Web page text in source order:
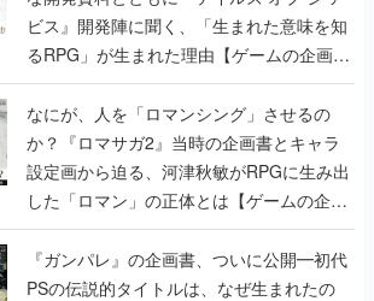
ビス』開発陣に聞く、「生まれた意味を知
るRPG」が生まれた理由【ゲームの企画
書】
なにが、人を「ロマンシング」させるの
か？『ロマサガ2』当時の企画書とキャラ
設定画から迫る、河津秋敏がRPGに生み出
した「ロマン」の正体とは【ゲームの企画
書】
『ガンパレ』の企画書、ついに公開━初代
PSの伝説的タイトルは、なぜ生まれたの